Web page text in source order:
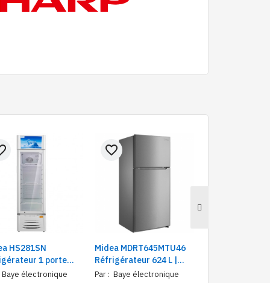
HS281SN
1 porte
220 L | Frigo
Baye électronique
Midea MDRT645MTU46
Réfrigérateur 624 L |
Moteur inverter | No
Par : Baye électronique
favorite_border